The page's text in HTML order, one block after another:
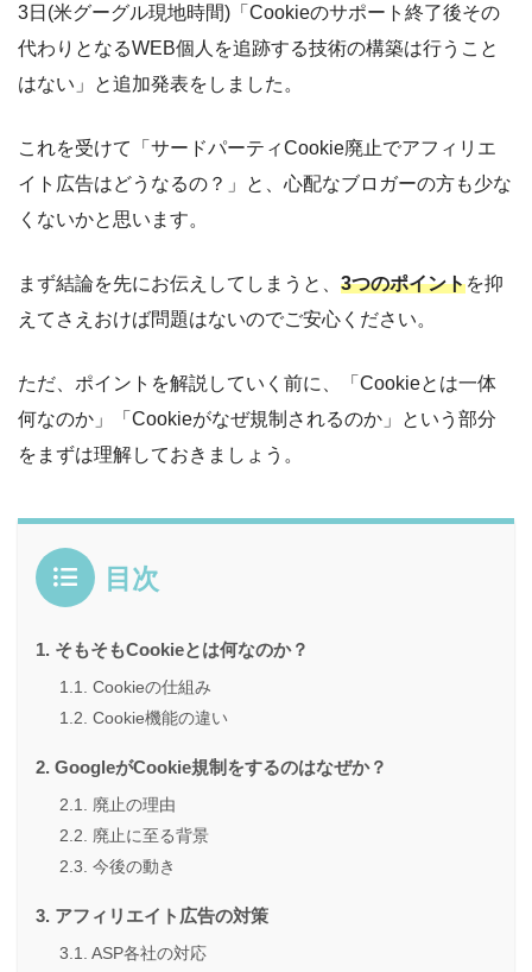
3日(米グーグル現地時間)「Cookieのサポート終了後その
代わりとなるWEB個人を追跡する技術の構築は行うこと
はない」と追加発表をしました。
これを受けて「サードパーティCookie廃止でアフィリエ
イト広告はどうなるの？」と、心配なブロガーの方も少な
くないかと思います。
まず結論を先にお伝えしてしまうと、 3つのポイントを抑
えてさえおけば問題はないのでご安心ください。
ただ、ポイントを解説していく前に、「Cookieとは一体
何なのか」「Cookieがなぜ規制されるのか」という部分
をまずは理解しておきましょう。
目次
そもそもCookieとは何なのか？
Cookieの仕組み
Cookie機能の違い
GoogleがCookie規制をするのはなぜか？
廃止の理由
廃止に至る背景
今後の動き
アフィリエイト広告の対策
ASP各社の対応